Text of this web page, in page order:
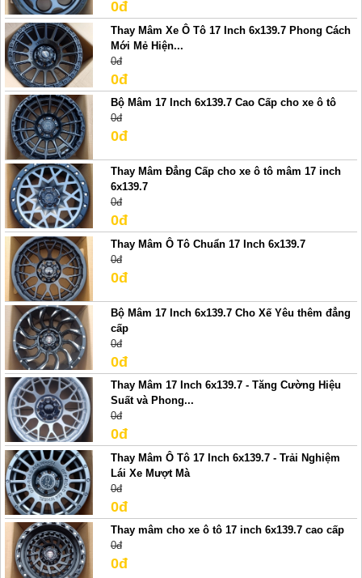
0đ
Thay Mâm Xe Ô Tô 17 Inch 6x139.7 Phong Cách
Mới Mẻ Hiện...
0đ
0đ
Bộ Mâm 17 Inch 6x139.7 Cao Cấp cho xe ô tô
0đ
0đ
Thay Mâm Đẳng Cấp cho xe ô tô mâm 17 inch
6x139.7
0đ
0đ
Thay Mâm Ô Tô Chuẩn 17 Inch 6x139.7
0đ
0đ
Bộ Mâm 17 Inch 6x139.7 Cho Xế Yêu thêm đẳng
cấp
0đ
0đ
Thay Mâm 17 Inch 6x139.7 - Tăng Cường Hiệu
Suất và Phong...
0đ
0đ
Thay Mâm Ô Tô 17 Inch 6x139.7 - Trải Nghiệm
Lái Xe Mượt Mà
0đ
0đ
Thay mâm cho xe ô tô 17 inch 6x139.7 cao cấp
0đ
0đ